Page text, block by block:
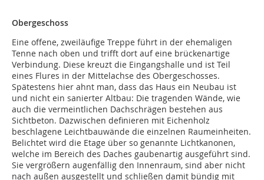
Obergeschoss
Eine offene, zweiläufige Treppe führt in der ehemaligen
Tenne nach oben und trifft dort auf eine brückenartige
Verbindung. Diese kreuzt die Eingangshalle und ist Teil
eines Flures in der Mittelachse des Obergeschosses.
Spätestens hier ahnt man, dass das Haus ein Neubau ist
und nicht ein sanierter Altbau: Die tragenden Wände, wie
auch die vermeintlichen Dachschrägen bestehen aus
Sichtbeton. Dazwischen definieren mit Eichenholz
beschlagene Leichtbauwände die einzelnen Raumeinheiten.
Belichtet wird die Etage über so genannte Lichtkanonen,
welche im Bereich des Daches gaubenartig ausgeführt sind.
Sie vergrößern augenfällig den Innenraum, sind aber nicht
nach außen ausgestellt und schließen damit bündig mit